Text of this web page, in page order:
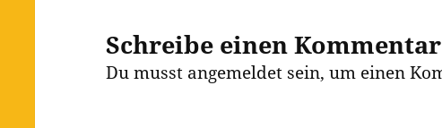
Schreibe einen Kommentar
Du musst angemeldet sein, um einen